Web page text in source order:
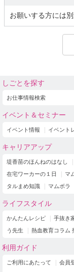
お願いする方には
しごとを探す
お仕事情報検索
イベント＆セミナー
イベント情報 イベント
キャリアアップ
堤香苗のほんねのはなし
在宅ワーカーの１日
マ
タルまめ知識
マムボラ
ライフスタイル
かんたんレシピ 手抜き
う先生
熱血教育コラム
利用ガイド
ご利用にあたって 会員